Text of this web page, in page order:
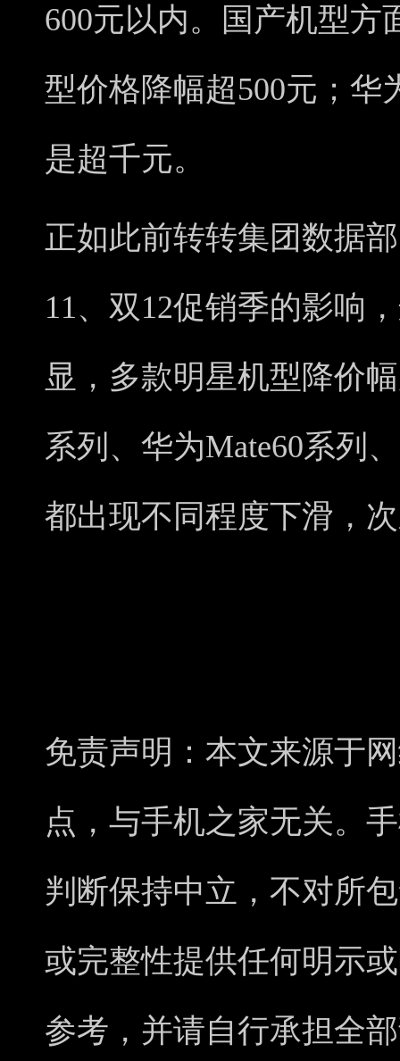
600元以内。国产机型方
型价格降幅超500元；华
是超千元。
正如此前转转集团数据
11、双12促销季的影响
显，多款明星机型降价
系列、华为Mate60系列
都出现不同程度下滑，
免责声明：本文来源于
点，与手机之家无关。
判断保持中立，不对所
或完整性提供任何明示
参考，并请自行承担全